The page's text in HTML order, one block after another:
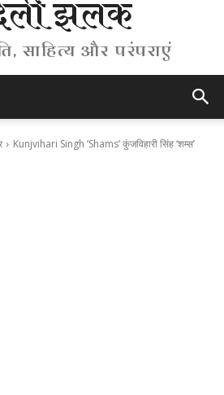
झलक
साहित्य और परंपराएं
Kunjvihari Singh ‘Shams’ कुंजविहारी सिंह ‘शम्स’